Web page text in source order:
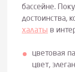
бассейне.
достоинства,
халаты в
цветовая
цвет,